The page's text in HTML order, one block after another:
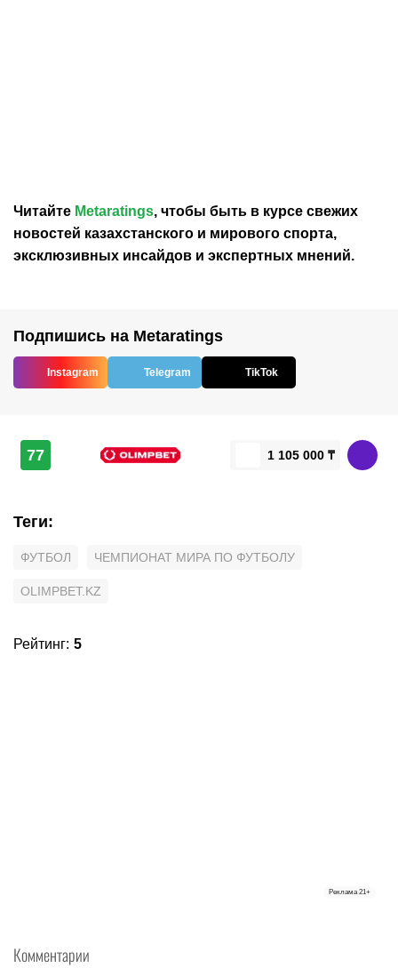
Читайте Metaratings, чтобы быть в курсе свежих
новостей казахстанского и мирового спорта,
эксклюзивных инсайдов и экспертных мнений.
Подпишись на Metaratings
Instagram Telegram TikTok
77 1 105 000 ₸
Теги:
ФУТБОЛ ЧЕМПИОНАТ МИРА ПО ФУТБОЛУ
OLIMPBET.KZ
Рейтинг: 5
Реклама 21+
Комментарии